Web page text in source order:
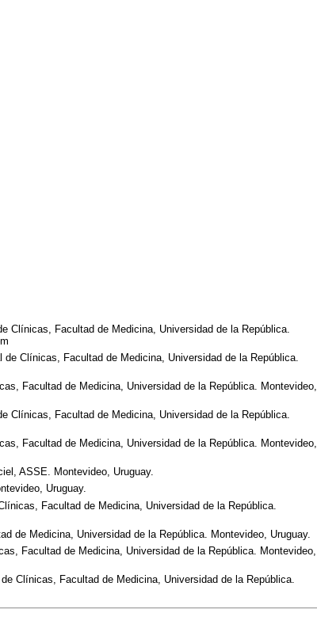
Clínicas, Facultad de Medicina, Universidad de la República.
Clínicas, Facultad de Medicina, Universidad de la República.
Facultad de Medicina, Universidad de la República. Montevideo,
Clínicas, Facultad de Medicina, Universidad de la República.
Facultad de Medicina, Universidad de la República. Montevideo,
ASSE. Montevideo, Uruguay.
Uruguay.
Facultad de Medicina, Universidad de la República.
de Medicina, Universidad de la República. Montevideo, Uruguay.
Facultad de Medicina, Universidad de la República. Montevideo,
Clínicas, Facultad de Medicina, Universidad de la República.